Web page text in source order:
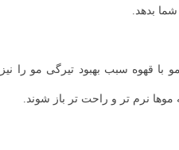
بدهد.
قهوه سبب بهبود تیرگی مو را
نرم تر و راحت تر باز شوند.